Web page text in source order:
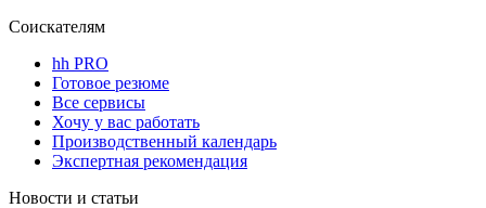
Соискателям
hh PRO
Готовое резюме
Все сервисы
Хочу у вас работать
Производственный календарь
Экспертная рекомендация
Новости и статьи